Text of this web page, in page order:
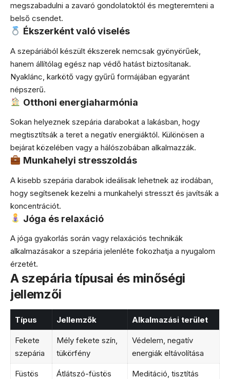
megszabadulni a zavaró gondolatoktól és megteremteni a
belső csendet.
Ékszerként való viselés
A szepáriából készült ékszerek nemcsak gyönyörűek,
hanem állítólag egész nap védő hatást biztosítanak.
Nyaklánc, karkötő vagy gyűrű formájában egyaránt
népszerű.
Otthoni energiaharmónia
Sokan helyeznek szepária darabokat a lakásban, hogy
megtisztítsák a teret a negatív energiáktól. Különösen a
bejárat közelében vagy a hálószobában alkalmazzák.
Munkahelyi stresszoldás
A kisebb szepária darabok ideálisak lehetnek az irodában,
hogy segítsenek kezelni a munkahelyi stresszt és javítsák a
koncentrációt.
Jóga és relaxáció
A jóga gyakorlás során vagy relaxációs technikák
alkalmazásakor a szepária jelenléte fokozhatja a nyugalom
érzetét.
A szepária típusai és minőségi
jellemzői
Típus Jellemzők Alkalmazási terület
Fekete
szepária
Mély fekete szín,
tükörfény
Védelem, negatív
energiák eltávolítása
Füstös
Átlátszó-füstös
Meditáció, tisztítás